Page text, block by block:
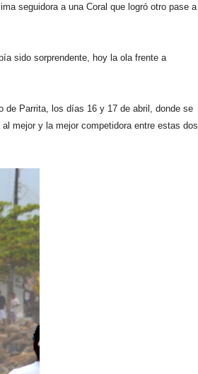
seguidora a una Coral que logró otro pase a
sido sorprendente, hoy la ola frente a
de Parrita, los días 16 y 17 de abril, donde se
mejor y la mejor competidora entre estas dos